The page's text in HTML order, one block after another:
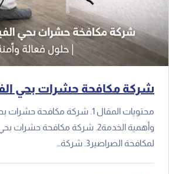
شركة مكافحة حشرات بحي
محتويات المقال 1. شركة مكافحة
وأهمية الخدمة2. شركة مكافحة
لمكافحة الصراصير3. شركة…